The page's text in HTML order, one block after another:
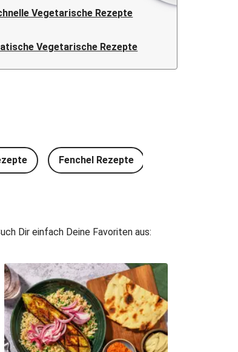
Vegetarische Rezepte
Vegetarische Rezepte
Fenchel Rezepte
Dir einfach Deine Favoriten aus: